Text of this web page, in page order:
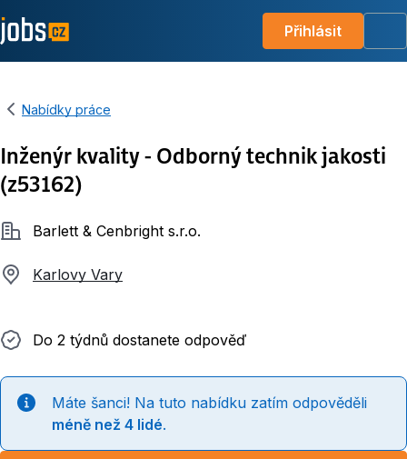
Přihlásit
Nabídky práce
Inženýr kvality - Odborný technik jakosti
(z53162)
SpolečnostBarlett & Cenbright s.r.o.
Karlovy Vary
Do 2 týdnů dostanete odpověď
Do 2 týdnů dostanete odpověď
Máte šanci! Na tuto nabídku zatím odpověděli
méně než 4 lidé.